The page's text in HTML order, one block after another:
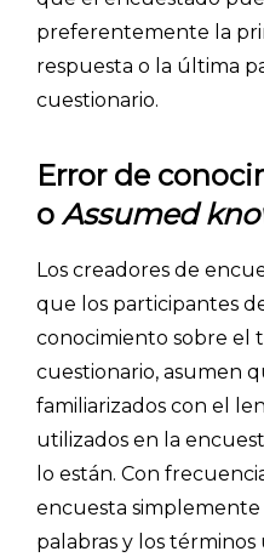
preferentemente la
respuesta o la última
cuestionario.
Error de
o Assumed
Los creadores de
que los participantes
conocimiento sobre el
cuestionario, asumen
familiarizados con el
utilizados en la
lo están. Con
encuesta
palabras y los